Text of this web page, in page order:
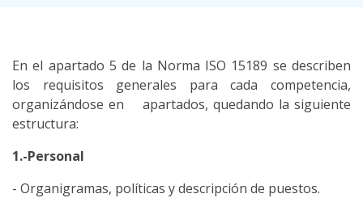
En el apartado 5 de la Norma ISO 15189 se describen
los requisitos generales para cada competencia,
organizándose en apartados, quedando la siguiente
estructura:
1.-Personal
- Organigramas, políticas y descripción de puestos.